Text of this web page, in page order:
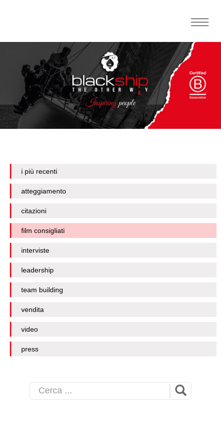
Toggle
i più recenti
atteggiamento
citazioni
film consigliati
interviste
leadership
team building
vendita
video
press